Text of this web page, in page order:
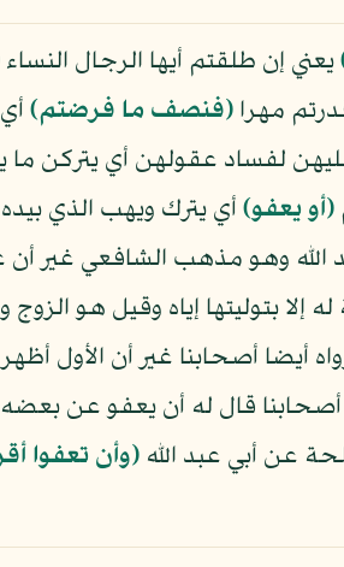
يعني إن طلقتم أيها الرجال النساء
مهرا ﴿فنصف ما فرضتم﴾
عليهن لفساد عقولهن أي يتركن
﴿أو يعفو﴾ أي يترك ويهب الذي
وهو مذهب الشافعي غير أن
إلا بتوليتها إياه وقيل هو
أيضا أصحابنا غير أن الأول
قال له أن يعفو عن
عن أبي عبد الله ﴿وأن تعفوا